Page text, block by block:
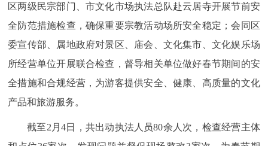
区两级民宗部门、市文化市场执法总队赴云居寺开展节前安
全防范措施检查，确保重要宗教活动场所安全稳定；会同区
委宣传部、属地政府对景区、庙会、文化集市、文化娱乐场
所经营单位开展联合检查，督导相关单位做好春节期间的安
全措施和合规经营，为游客提供安全、健康、高质量的文化
产品和旅游服务。
截至2月4日，共出动执法人员80余人次，检查经营主体